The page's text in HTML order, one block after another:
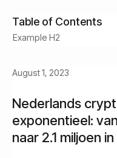
Table of Contents
Example H2
August 1, 2023
Nederlands
exponentieel:
naar 2.1 miljoen